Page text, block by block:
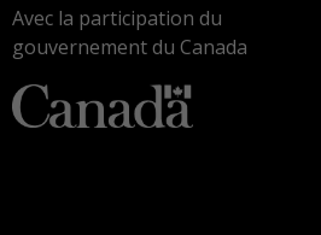
Avec la participation du
gouvernement du Canada